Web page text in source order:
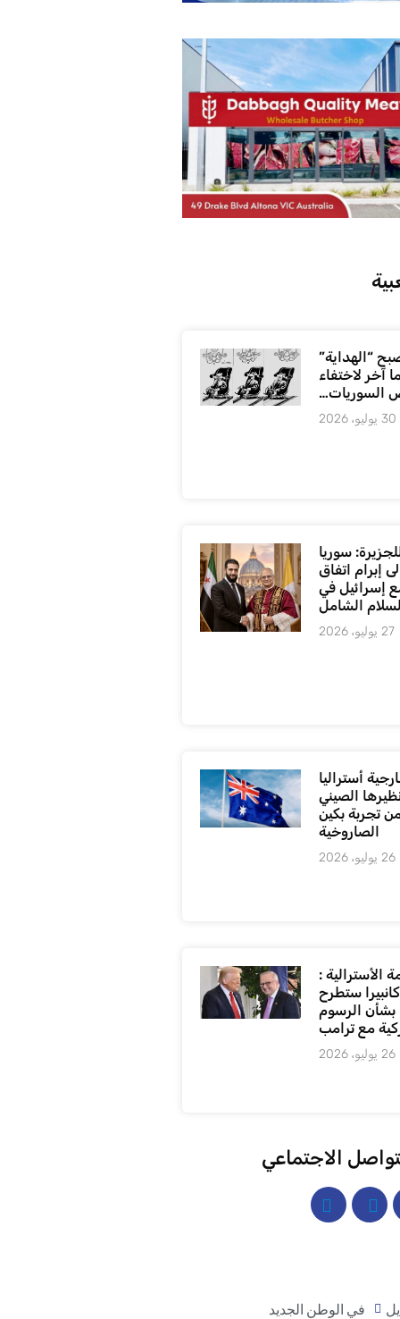
“الهداية”
آخر لاختفاء
السوريات…
30 يوليو، 2026
سوريا
إبرام اتفاق
إسرائيل في
الشامل
27 يوليو، 2026
أستراليا
الصيني
تجربة بكين
الصاروخية
26 يوليو، 2026
الأسترالية :
كانبيرا ستطرح
بشأن الرسوم
مع ترامب
26 يوليو، 2026
الاجتماعي
في الوطن الجديد